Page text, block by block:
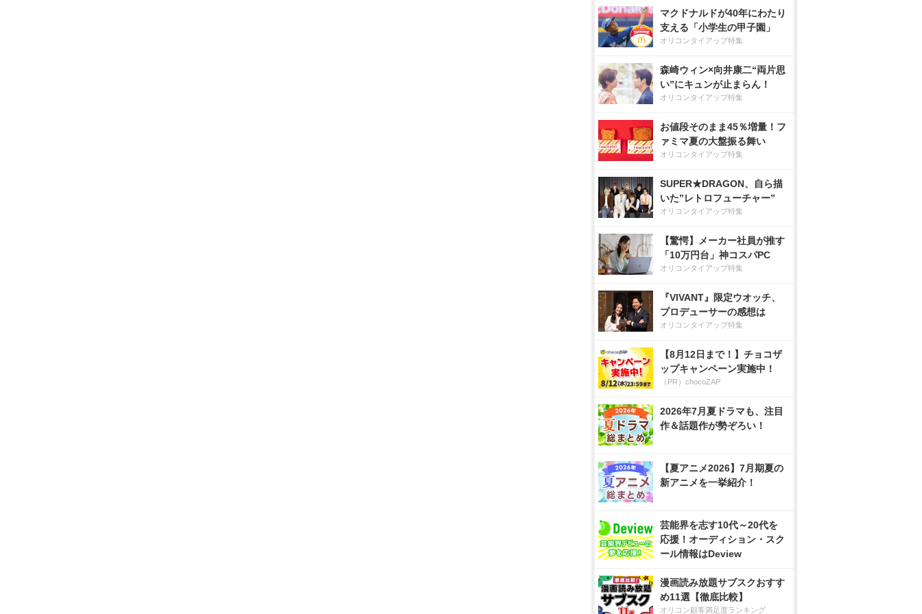
マクドナルドが40年にわたり
支える「小学生の甲子園」
オリコンタイアップ特集
森崎ウィン×向井康二“両片思
い”にキュンが止まらん！
オリコンタイアップ特集
お値段そのまま45％増量！フ
ァミマ夏の大盤振る舞い
オリコンタイアップ特集
SUPER★DRAGON、自ら描
いた”レトロフューチャー”
オリコンタイアップ特集
【驚愕】メーカー社員が推す
「10万円台」神コスパPC
オリコンタイアップ特集
『VIVANT』限定ウオッチ、
プロデューサーの感想は
オリコンタイアップ特集
【8月12日まで！】チョコザ
ップキャンペーン実施中！
（PR）chocoZAP
2026年7月夏ドラマも、注目
作＆話題作が勢ぞろい！
【夏アニメ2026】7月期夏の
新アニメを一挙紹介！
芸能界を志す10代～20代を
応援！オーディション・スク
ール情報はDeview
漫画読み放題サブスクおすす
め11選【徹底比較】
オリコン顧客満足度ランキング